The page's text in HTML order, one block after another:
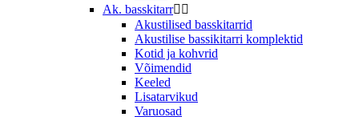
Ak. basskitarr 
Akustilised basskitarrid
Akustilise bassikitarri komplektid
Kotid ja kohvrid
Võimendid
Keeled
Lisatarvikud
Varuosad